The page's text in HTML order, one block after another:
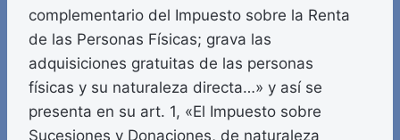
complementario del Impuesto sobre la Renta
de las Personas Físicas; grava las
adquisiciones gratuitas de las personas
físicas y su naturaleza directa…» y así se
presenta en su art. 1, «El Impuesto sobre
Sucesiones y Donaciones, de naturaleza